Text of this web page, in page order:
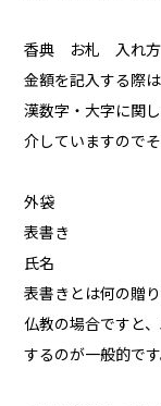
香典 お札 入れ
金額を記入する際
漢数字・大字に関
介していますので
外袋
表書き
氏名
表書きとは何の贈
仏教の場合ですと
するのが一般的です